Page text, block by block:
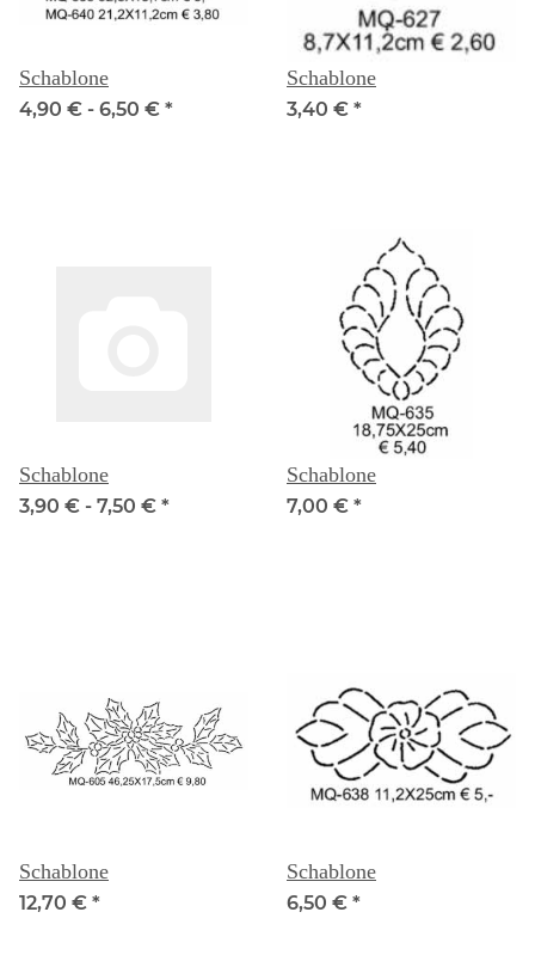
Schablone
4,90 € - 6,50 € *
Schablone
3,40 € *
Schablone
3,90 € - 7,50 € *
Schablone
7,00 € *
Schablone
12,70 € *
Schablone
6,50 € *